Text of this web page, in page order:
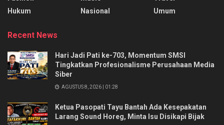
Hukum
Nasional
Umum
Recent News
Hari Jadi Pati ke-703, Momentum SMSI
Tingkatkan Profesionalisme Perusahaan Media
Siber
AGUSTUS 8, 2026 | 01:28
Ketua Pasopati Tayu Bantah Ada Kesepakatan
Larang Sound Horeg, Minta Isu Disikapi Bijak